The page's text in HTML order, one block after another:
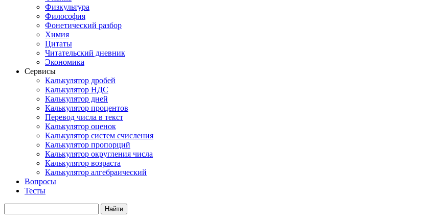
Физкультура
Философия
Фонетический разбор
Химия
Цитаты
Читательский дневник
Экономика
Сервисы
Калькулятор дробей
Калькулятор НДС
Калькулятор дней
Калькулятор процентов
Перевод числа в текст
Калькулятор оценок
Калькулятор систем счисления
Калькулятор пропорций
Калькулятор округления числа
Калькулятор возраста
Калькулятор алгебраический
Вопросы
Тесты
Найти